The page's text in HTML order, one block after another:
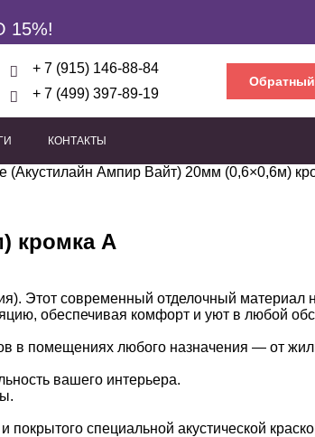
+ 7 (915) 146-88-84
+ 7 (499) 397-89-19
КОНТАКТЫ
(Акустилайн Ампир Вайт) 20мм (0,6×0,6м)
кромка А
Этот современный отделочный материал
обеспечивая комфорт и уют в любой
в помещениях любого назначения — от
вашего интерьера.
специальной акустической